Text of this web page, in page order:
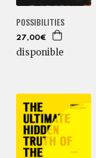
POSSIBILITIES
27,00€
disponible